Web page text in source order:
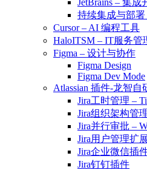
JetBrains – 集成
持续集成与部署
Cursor – AI 编程工具
HaloITSM – IT服务管
Figma – 设计与协作
Figma Design
Figma Dev Mode
Atlassian 插件-龙智自
Jira工时管理 –
Jira组织架构管
Jira并行审批 –
Jira用户管理扩
Jira企业微信插
Jira钉钉插件